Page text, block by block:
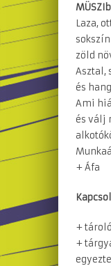
Laza,
zöld
Asztal,
és
Ami
és válj
+ Áfa
+
+